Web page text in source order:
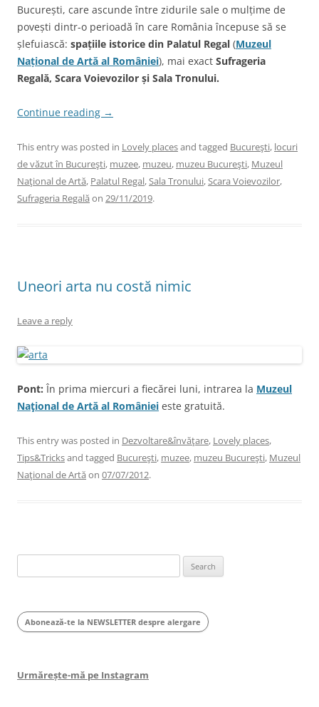
București, care ascunde între zidurile sale o mulțime de
povești dintr-o perioadă în care România începuse să se
șlefuiască: spațiile istorice din Palatul Regal (Muzeul
Național de Artă al României), mai exact Sufrageria
Regală, Scara Voievozilor și Sala Tronului.
Continue reading →
This entry was posted in Lovely placesand tagged Bucureşti, locuri
de văzut în Bucureşti, muzee, muzeu, muzeu Bucureşti, Muzeul
Naţional de Artă, Palatul Regal,Sala Tronului,Scara Voievozilor,
Sufrageria Regală on 29/11/2019.
Uneori arta nu costă nimic
Leave a reply
Pont: În prima miercuri a fiecărei luni, intrarea la Muzeul
Naţional de Artă al României este gratuită.
This entry was posted in Dezvoltare&învăţare, Lovely places,
Tips&Tricksand tagged Bucureşti, muzee, muzeu Bucureşti, Muzeul
Naţional de Artă on 07/07/2012.
for:
Abonează-te la NEWSLETTER despre alergare
Urmărește-mă pe Instagram